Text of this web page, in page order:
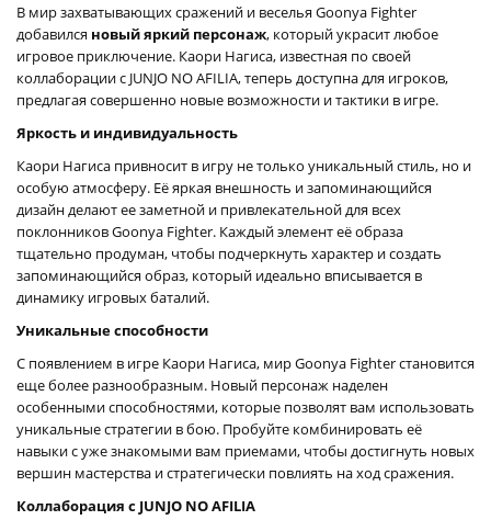
В мир захватывающих сражений и веселья Goonya Fighter
добавился новый яркий персонаж, который украсит любое
игровое приключение. Каори Нагиса, известная по своей
коллаборации с JUNJO NO AFILIA, теперь доступна для игроков,
предлагая совершенно новые возможности и тактики в игре.
Яркость и индивидуальность
Каори Нагиса привносит в игру не только уникальный стиль, но и
особую атмосферу. Её яркая внешность и запоминающийся
дизайн делают ее заметной и привлекательной для всех
поклонников Goonya Fighter. Каждый элемент её образа
тщательно продуман, чтобы подчеркнуть характер и создать
запоминающийся образ, который идеально вписывается в
динамику игровых баталий.
Уникальные способности
С появлением в игре Каори Нагиса, мир Goonya Fighter становится
еще более разнообразным. Новый персонаж наделен
особенными способностями, которые позволят вам использовать
уникальные стратегии в бою. Пробуйте комбинировать её
навыки с уже знакомыми вам приемами, чтобы достигнуть новых
вершин мастерства и стратегически повлиять на ход сражения.
Коллаборация с JUNJO NO AFILIA